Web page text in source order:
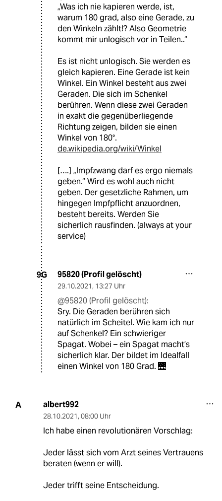
„Was ich nie kapieren werde, ist,
warum 180 grad, also eine Gerade, zu
den Winkeln zählt!? Also Geometrie
kommt mir unlogisch vor in Teilen..“
Es ist nicht unlogisch. Sie werden es
gleich kapieren. Eine Gerade ist kein
Winkel. Ein Winkel besteht aus zwei
Geraden. Die sich im Schenkel
berühren. Wenn diese zwei Geraden
in exakt die gegenüberliegende
Richtung zeigen, bilden sie einen
Winkel von 180°.
de.wikipedia.org/wiki/Winkel
[….] „Impfzwang darf es ergo niemals
geben.“ Wird es wohl auch nicht
geben. Der gesetzliche Rahmen, um
hingegen Impfpflicht anzuordnen,
besteht bereits. Werden Sie
sicherlich rausfinden. (always at your
service)
9G 95820 (Profil gelöscht)
29.10.2021, 13:27 Uhr
@95820 (Profil gelöscht):
Sry. Die Geraden berühren sich
natürlich im Scheitel. Wie kam ich nur
auf Schenkel? Ein schwieriger
Spagat. Wobei – ein Spagat macht’s
sicherlich klar. Der bildet im Idealfall
einen Winkel von 180 Grad. 🌉
A albert992
28.10.2021, 08:00 Uhr
Ich habe einen revolutionären Vorschlag:
Jeder lässt sich vom Arzt seines Vertrauens
beraten (wenn er will).
Jeder trifft seine Entscheidung.